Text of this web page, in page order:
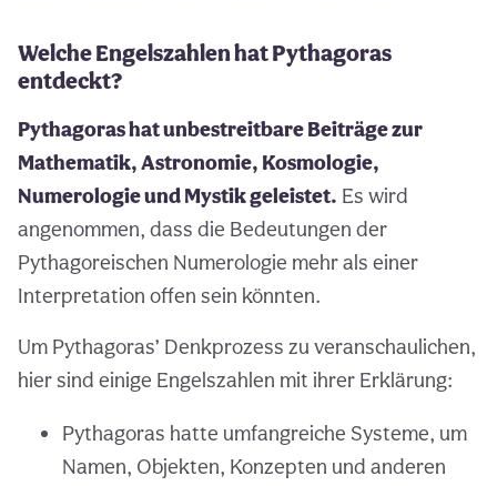
Welche Engelszahlen hat Pythagoras
entdeckt?
Pythagoras hat unbestreitbare Beiträge zur
Mathematik, Astronomie, Kosmologie,
Numerologie und Mystik geleistet. Es wird
angenommen, dass die Bedeutungen der
Pythagoreischen Numerologie mehr als einer
Interpretation offen sein könnten.
Um Pythagoras’ Denkprozess zu veranschaulichen,
hier sind einige Engelszahlen mit ihrer Erklärung:
Pythagoras hatte umfangreiche Systeme, um
Namen, Objekten, Konzepten und anderen